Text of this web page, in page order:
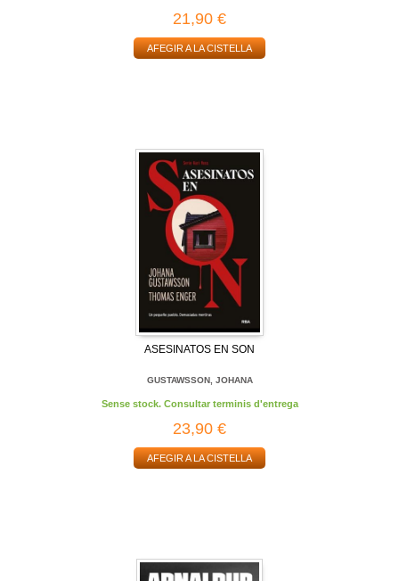
21,90 €
AFEGIR A LA CISTELLA
ASESINATOS EN SON
GUSTAWSSON, JOHANA
Sense stock. Consultar terminis d'entrega
23,90 €
AFEGIR A LA CISTELLA